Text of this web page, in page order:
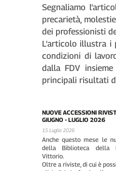
Segnaliamo
precarietà,
dei professionisti
L'articolo illustra i
condizioni di
dalla FDV
principali risultati
NUOVE ACCESSIONI
GIUGNO - LUGLIO 2026
15 Luglio 2026
Anche questo mese le
della Biblioteca della
Vittorio.
Oltre a riviste, di cui è